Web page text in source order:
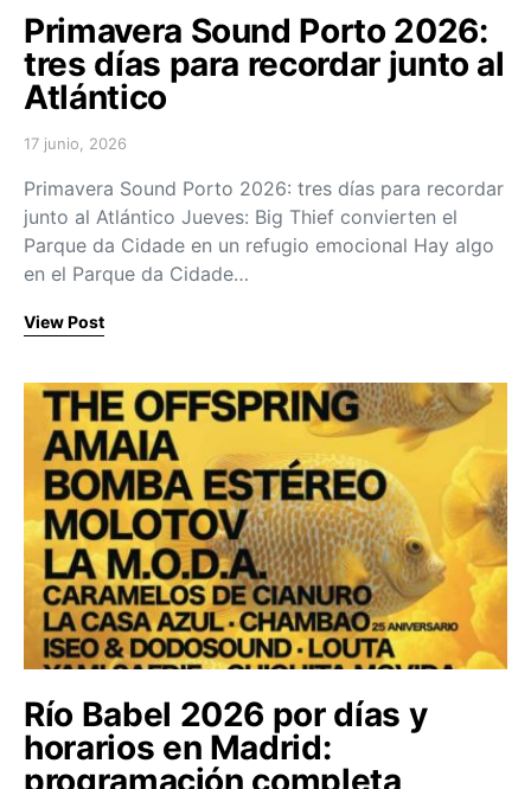
Primavera Sound Porto 2026:
tres días para recordar junto al
Atlántico
Posted on
17 junio, 2026
Primavera Sound Porto 2026: tres días para recordar
junto al Atlántico Jueves: Big Thief convierten el
Parque da Cidade en un refugio emocional Hay algo
en el Parque da Cidade…
View Post
Río Babel 2026 por días y
horarios en Madrid:
programación completa